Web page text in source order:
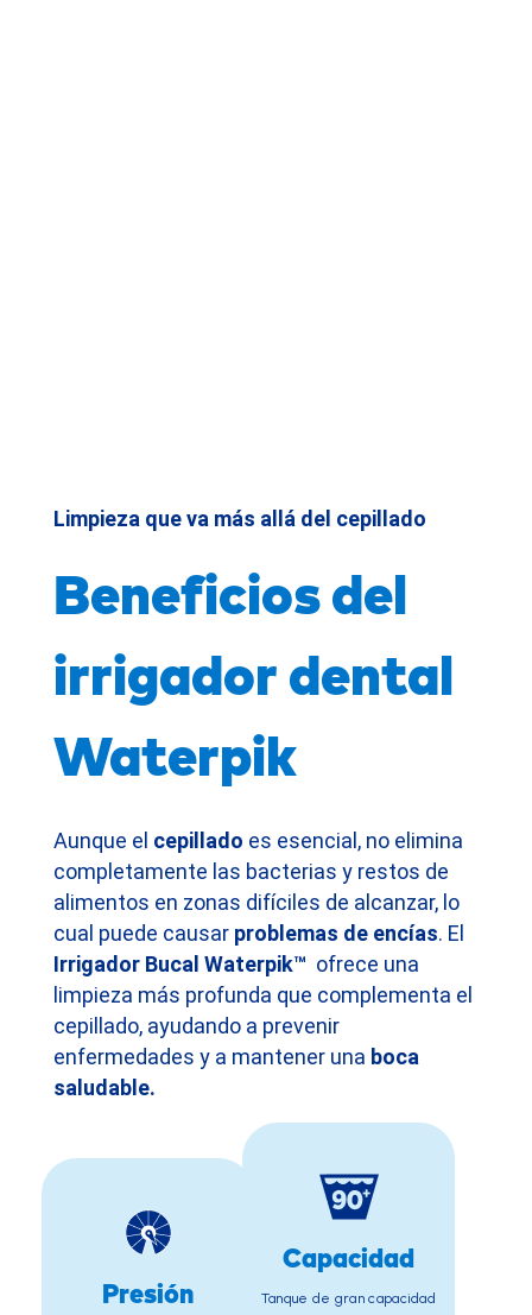
limpieza dental completamente."
Desde que empecé a usar el Irrigador
fresca. Es increíble cómo puede
complementar el cepillado y llegar a
esas áreas difíciles que ni el hilo dental
Dr. Juan Ríos, Odontólogo General
Limpieza que va más allá del cepillado
Beneficios del
irrigador dental
Waterpik
Aunque el cepillado es esencial, no elimina
completamente las bacterias y restos de
alimentos en zonas difíciles de alcanzar, lo
cual puede causar problemas de encías. El
Irrigador Bucal Waterpik™ ofrece una
limpieza más profunda que complementa el
cepillado, ayudando a prevenir
enfermedades y a mantener una boca
saludable.
Presión
Capacidad
Tanque de gran capacidad